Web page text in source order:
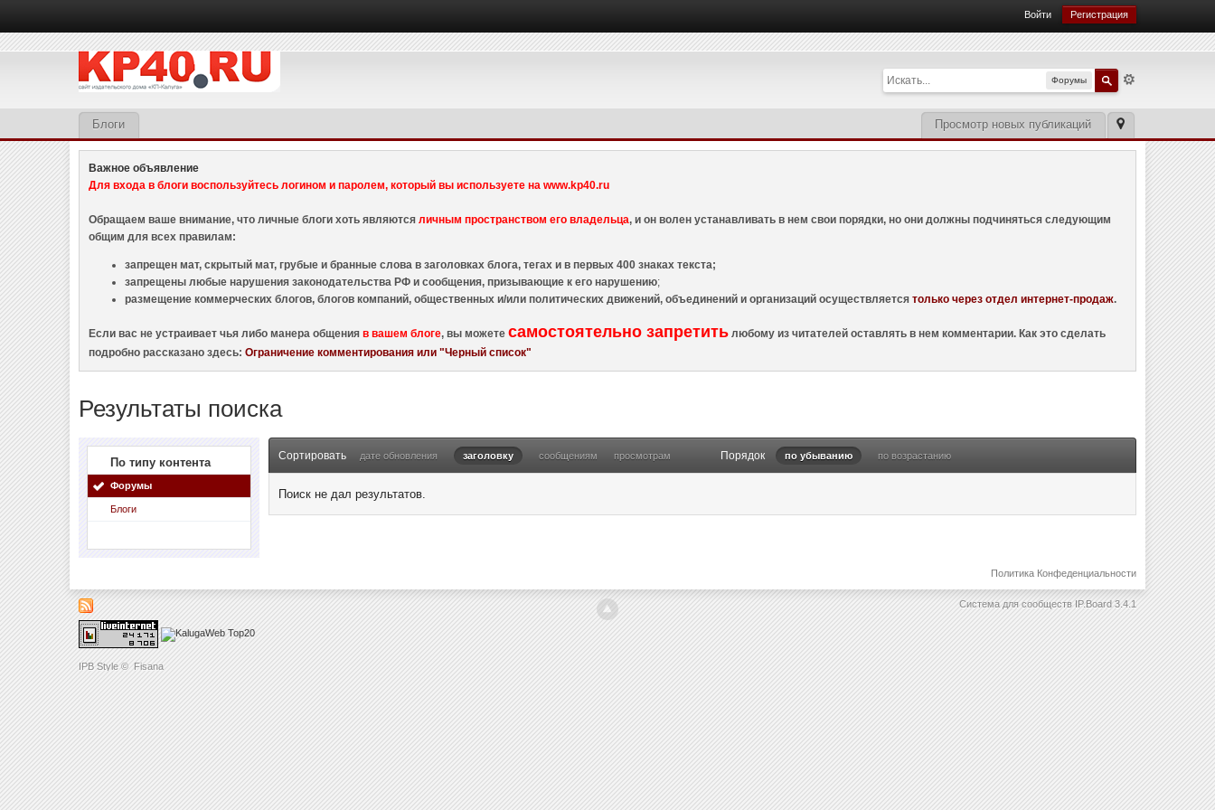
IPB Style © Fisana
Войти Регистрация
Форумы
Просмотр новых публикаций
Блоги
Важное объявление
Для входа в блоги воспользуйтесь логином и паролем, который вы используете на www.kp40.ru
Обращаем ваше внимание, что личные блоги хоть являютсяличным пространством его владельца, и он волен устанавливать в нем свои порядки, но они должны подчиняться следующим
общим для всех правилам:
запрещен мат, скрытый мат, грубые и бранные слова в заголовках блога, тегах и в первых 400 знаках текста;
запрещены любые нарушения законодательства РФ и сообщения, призывающие к его нарушению;
размещение коммерческих блогов, блогов компаний, общественных и/или политических движений, объединений и организаций осуществляетсятолько через отдел интернет-продаж.
Если вас не устраивает чья либо манера общенияв вашем блоге, вы можетесамостоятельно запретить любому из читателей оставлять в нем комментарии. Как это сделать
подробно рассказано здесь:Ограничение комментирования или "Черный список"
Результаты поиска
По типу контента
Форумы
Блоги
Сортировать дате обновления заголовку сообщениям просмотрам Порядок по убыванию по возрастанию
Поиск не дал результатов.
Политика Конфеденциальности
Система для сообществ IP.Board 3.4.1